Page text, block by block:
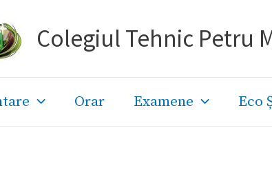
Colegiul Tehnic Petru
Orar Examene Eco